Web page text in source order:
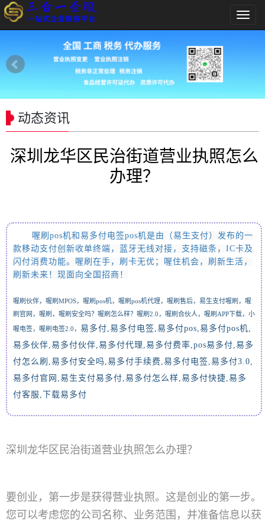
导
航
动态资讯
深圳龙华区民治街道营业执照怎么
办理？
喔刷pos机和易多付电签pos机是由 （易生支付） 发布的一
款移动支付创新收单终端，蓝牙无线对接，支持磁条，IC卡及
闪付消费功能。喔刷在手，刷卡无优；喔住机会，刷新生活，
刷新未来！现面向全国招商 ！
喔刷伙伴，喔刷 MPOS，喔刷pos机， 喔刷pos机代理， 喔刷售后，易生支付喔刷，喔
刷官网，喔刷，喔刷安全吗？喔刷怎么样？喔刷2.0，喔刷合伙人，喔刷APP下载， 小
喔电签，喔刷电签2.0， 易多付,易多付电签,易多付pos,易多付pos机,
易多伙伴,易多付伙伴,易多付代理 ,易多付费率,pos易多付,易多
付怎么刷 ,易多付安全吗,易多付手续费 ,易多付电签,易多付3.0,
易多付官网 ,易生支付易多付,易多付怎么样,易多付快捷,易多
付客服 , 下载易多付
深圳龙华区民治街道营业执照怎么办理？
要创业，第一步是获得营业执照。这是创业的第一步。
您可以考虑您的公司名称、业务范围，并准备信息以获